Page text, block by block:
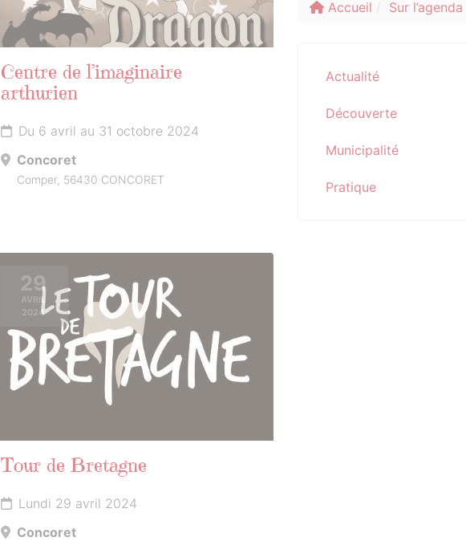
Centre de l’imaginaire
arthurien
Du 6 avril au 31 octobre 2024
Concoret
Comper, 56430 CONCORET
29
AVRIL
2024
Tour de Bretagne
Lundi 29 avril 2024
Concoret
Accueil Sur l’agenda
Actualité
Découverte
Municipalité
Pratique